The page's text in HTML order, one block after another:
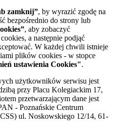
zamknij”, by wyrazić zgodę na
bezpośrednio do strony lub
, aby zobaczyć
a następnie podjąć
W każdej chwili istnieje
plików cookies - w stopce
ustawienia Cookies".
użytkowników serwisu jest
przy Placu Kolegiackim 17,
przetwarzającym dane jest
- Poznańskie Centrum
ul. Noskowskiego 12/14, 61-